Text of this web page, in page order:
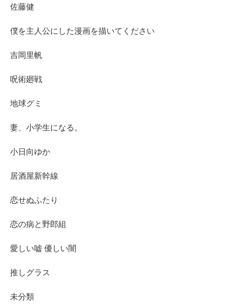
佐藤健
僕を主人公にした漫画を描いてください
吉岡里帆
呪術廻戦
地球グミ
妻、小学生になる。
小日向ゆか
居酒屋新幹線
恋せぬふたり
恋の病と野郎組
愛しい嘘 優しい闇
推しグラス
未分類